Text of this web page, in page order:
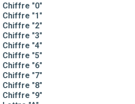
Chiffre "0"
Chiffre "1"
Chiffre "2"
Chiffre "3"
Chiffre "4"
Chiffre "5"
Chiffre "6"
Chiffre "7"
Chiffre "8"
Chiffre "9"